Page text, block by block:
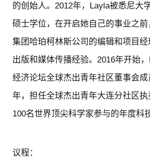
的创始人。2012年，Layla被悉尼大
硕士学位，在开启她自己的事业之前
集团哈珀柯林斯公司的编辑和项目
出版和媒体传播经验。2016年开始
经济论坛全球杰出青年社区董事会成
年，担任全球杰出青年大连分社区
100名世界顶尖科学家参与的年度科
议程：